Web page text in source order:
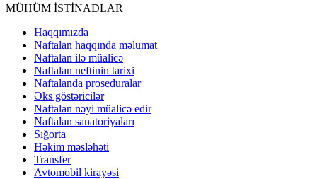
MÜHÜM İSTİNADLAR
Haqqımızda
Naftalan haqqında məlumat
Naftalan ilə müalicə
Naftalan neftinin tarixi
Naftalanda proseduralar
Əks göstəricilər
Naftalan nəyi müalicə edir
Naftalan sanatoriyaları
Sığorta
Həkim məsləhəti
Transfer
Avtomobil kirayəsi